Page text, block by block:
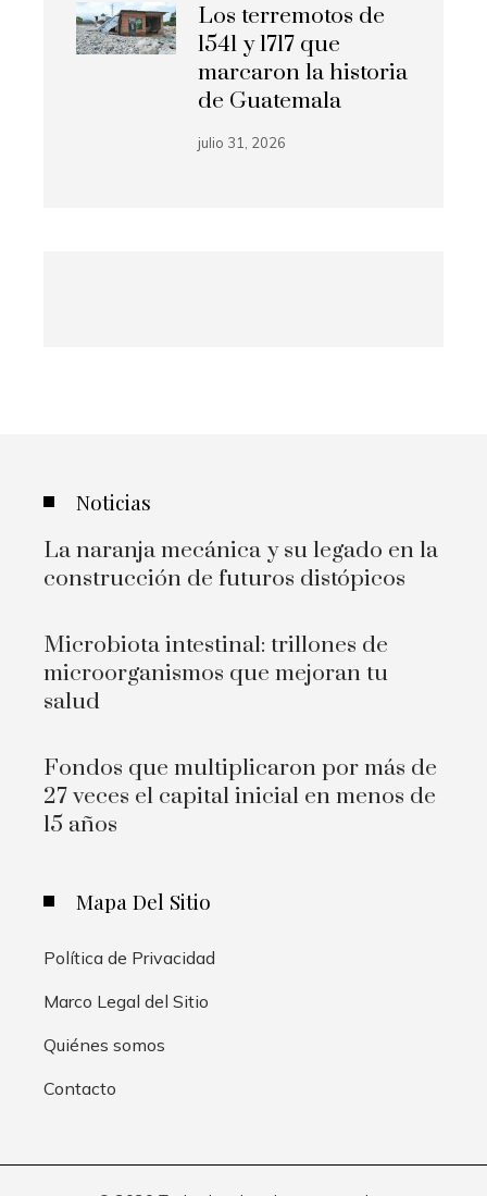
Los terremotos de
1541 y 1717 que
marcaron la historia
de Guatemala
julio 31, 2026
Noticias
La naranja mecánica y su legado en la
construcción de futuros distópicos
Microbiota intestinal: trillones de
microorganismos que mejoran tu
salud
Fondos que multiplicaron por más de
27 veces el capital inicial en menos de
15 años
Mapa Del Sitio
Política de Privacidad
Marco Legal del Sitio
Quiénes somos
Contacto